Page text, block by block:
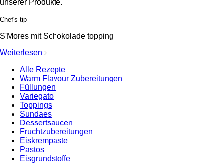
unserer Produkte.
Chef's tip
S'Mores mit Schokolade topping
Weiterlesen
Alle Rezepte
Warm Flavour Zubereitungen
Füllungen
Variegato
Toppings
Sundaes
Dessertsaucen
Fruchtzubereitungen
Eiskrempaste
Pastos
Eisgrundstoffe